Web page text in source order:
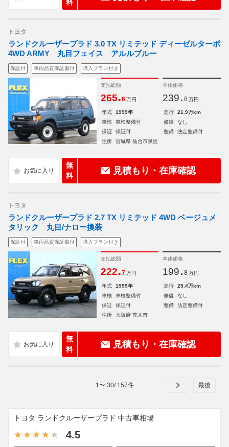
料
トヨタ
ランドクルーザープラド 3.0 TX リミテッド ディーゼルターボ
4WD ARMY 丸目フェイス アルルブルー
保証付 車両品質保証書付 購入プラン付き
支払総額
265.6 万円
本体価格
239. 8 万円
年式 1999年 走行
21.9万km
車検
車検整備付 修復
なし
保証
保証付 整備
法定整備付
住所
宮城県 仙台市泉区
無
料
見積もり・在庫確認
トヨタ
ランドクルーザープラド 2.7 TX リミテッド 4WD ベージュメ
タリック 丸目/ナロー換装
保証付 車両品質保証書付 購入プラン付き
支払総額
222.7 万円
本体価格
199. 8 万円
年式 1999年 走行
25.4万km
車検
車検整備付 修復
なし
保証
保証付 整備
法定整備付
住所
大阪府 茨木市
無
料
見積もり・在庫確認
1 〜 30/ 157件
トヨタ ランドクルーザープラド 中古車相場
4.5